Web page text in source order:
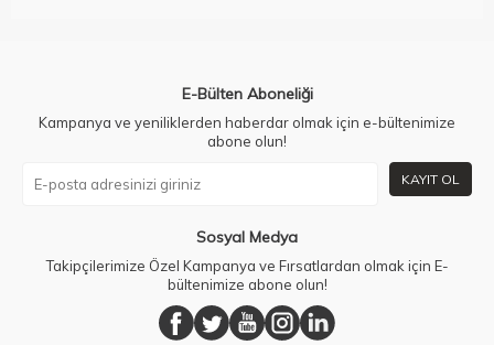
E-Bülten Aboneliği
Kampanya ve yeniliklerden haberdar olmak için e-bültenimize
abone olun!
KAYIT OL
Sosyal Medya
Takipçilerimize Özel Kampanya ve Fırsatlardan olmak için E-
bültenimize abone olun!